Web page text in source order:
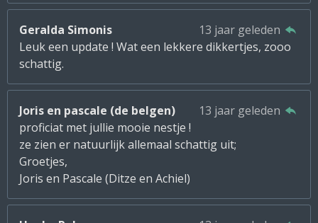
Geralda Simonis
13 jaar geleden
Leuk een update ! Wat een lekkere dikkertjes, zooo
schattig.
Joris en pascale (de belgen)
13 jaar geleden
proficiat met jullie mooie nestje !
ze zien er natuurlijk allemaal schattig uit;
Groetjes,
Joris en Pascale (Ditze en Achiel)